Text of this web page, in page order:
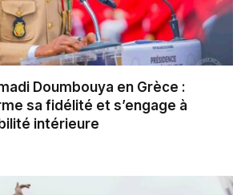
Doumbouya en Grèce :
sa fidélité et s’engage à
intérieure